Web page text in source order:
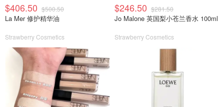
$406.50 $500.50
La Mer 修护精华油
Strawberry Cosmetics
$246.50 $281.50
Jo Malone 英国梨小苍兰香水 100ml
Strawberry Cosmetics